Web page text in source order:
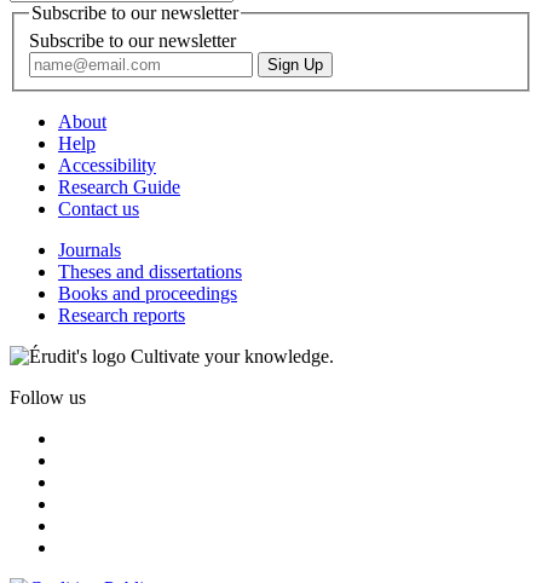
Subscribe to our newsletter
Subscribe to our newsletter
About
Help
Accessibility
Research Guide
Contact us
Journals
Theses and dissertations
Books and proceedings
Research reports
Cultivate your knowledge.
Follow us